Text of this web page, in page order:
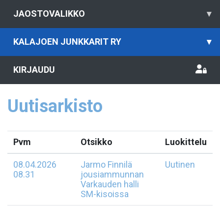
JAOSTOVALIKKO ▾
KALAJOEN JUNKKARIT RY ▾
KIRJAUDU
Uutisarkisto
Pvm Otsikko Luokittelu
08.04.2026
08.31
Jarmo Finnilä
jousiammunnan
Varkauden halli
SM-kisoissa
Uutinen